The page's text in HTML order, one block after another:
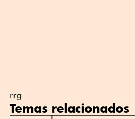
rrg
Temas relacionados